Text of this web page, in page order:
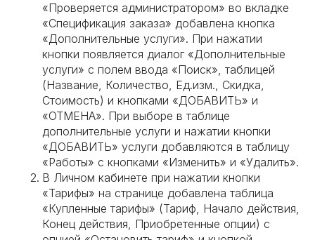
«Проверяется администратором» во вкладке
«Спецификация заказа» добавлена кнопка
«Дополнительные услуги». При нажатии
кнопки появляется диалог «Дополнительные
услуги» с полем ввода «Поиск», таблицей
(Название, Количество, Ед.изм., Скидка,
Стоимость) и кнопками «ДОБАВИТЬ» и
«ОТМЕНА». При выборе в таблице
дополнительные услуги и нажатии кнопки
«ДОБАВИТЬ» услуги добавляются в таблицу
«Работы» с кнопками «Изменить» и «Удалить».
В Личном кабинете при нажатии кнопки
«Тарифы» на странице добавлена таблица
«Купленные тарифы» (Тариф, Начало действия,
Конец действия, Приобретенные опции) с